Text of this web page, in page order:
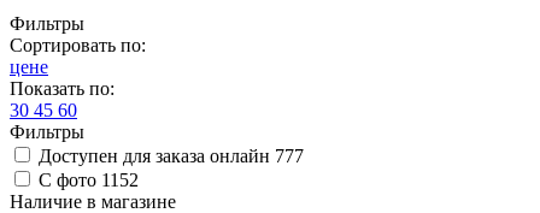
Фильтры
Сортировать по:
цене
Показать по:
30 45 60
Фильтры
Доступен для заказа онлайн 777
С фото 1152
Наличие в магазине